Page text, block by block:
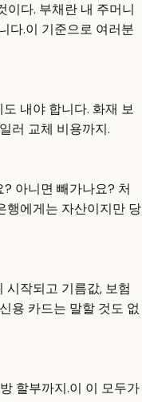
이다. 부채란 내 주머니
다.이 기준으로 여러분
내야 합니다. 화재 보
러 교체 비용까지.
아니면 빼가나요? 처
행에게는 자산이지만 당
시작되고 기름값, 보험
용 카드는 말할 것도 없
할부까지.이 이 모두가